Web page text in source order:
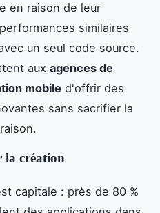
en raison de leur
similaires
un seul code source.
aux agences de
mobile d'offrir des
sans sacrifier la
la création
capitale : près de 80 %